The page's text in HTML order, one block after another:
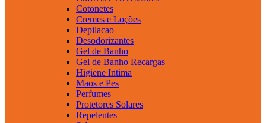
Cotonetes
Cremes e Loções
Depilacao
Desodorizantes
Gel de Banho
Gel de Banho Recargas
Higiene Intima
Maos e Pes
Perfumes
Protetores Solares
Repelentes